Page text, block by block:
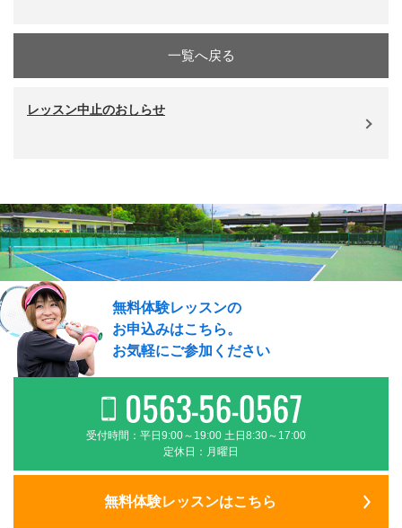
一覧へ戻る
レッスン中止のおしらせ
無料体験レッスンの
お申込みはこちら。
お気軽にご参加ください
受付時間：平日9:00～19:00 土日8:30～17:00
定休日：月曜日
無料体験レッスンはこちら